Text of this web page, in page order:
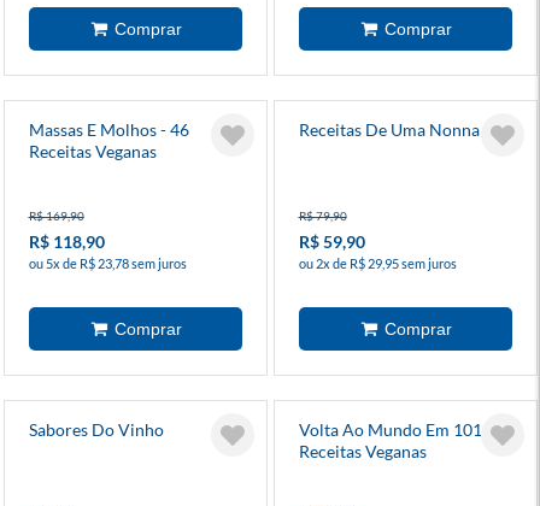
Massas E Molhos - 46
Receitas Veganas
R$ 169,90
R$ 118,90
ou 5x de R$ 23,78 sem juros
Receitas De Uma Nonna
R$ 79,90
R$ 59,90
ou 2x de R$ 29,95 sem juros
Sabores Do Vinho
Volta Ao Mundo Em 101
Receitas Veganas